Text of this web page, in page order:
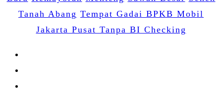
Tanah Abang Tempat Gadai BPKB Mobil
Jakarta Pusat Tanpa BI Checking